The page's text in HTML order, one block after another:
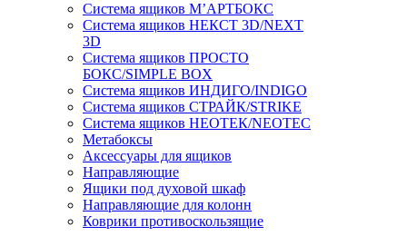
Система ящиков М’АРТБОКС
Система ящиков НЕКСТ 3D/NEXT
3D
Система ящиков ПРОСТО
БОКС/SIMPLE BOX
Система ящиков ИНДИГО/INDIGO
Система ящиков СТРАЙК/STRIKE
Система ящиков НЕОТЕК/NEOTEC
Метабоксы
Аксессуары для ящиков
Направляющие
Ящики под духовой шкаф
Направляющие для колонн
Коврики противоскользящие